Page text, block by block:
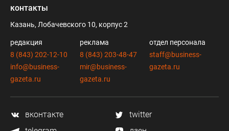
контакты
Казань, Лобачевского 10, корпус 2
редакция
8 (843) 202-12-10
info@business-
gazeta.ru
реклама
8 (843) 203-48-47
mir@business-
gazeta.ru
отдел персонала
staff@business-
gazeta.ru
вконтакте
twitter